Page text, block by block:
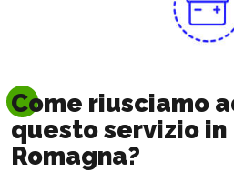
Come riusciamo
questo servizio in
Romagna?